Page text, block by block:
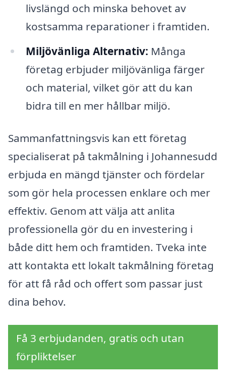
livslängd och minska behovet av
kostsamma reparationer i framtiden.
Miljövänliga Alternativ: Många
företag erbjuder miljövänliga färger
och material, vilket gör att du kan
bidra till en mer hållbar miljö.
Sammanfattningsvis kan ett företag
specialiserat på takmålning i Johannesudd
erbjuda en mängd tjänster och fördelar
som gör hela processen enklare och mer
effektiv. Genom att välja att anlita
professionella gör du en investering i
både ditt hem och framtiden. Tveka inte
att kontakta ett lokalt takmålning företag
för att få råd och offert som passar just
dina behov.
Få 3 erbjudanden, gratis och utan
förpliktelser